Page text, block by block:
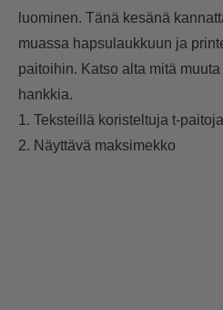
luominen. Tänä kesänä
muassa hapsulaukkuun ja
paitoihin. Katso alta mitä
hankkia.
1. Teksteillä koristeltuja t-paitoja
2. Näyttävä maksimekko